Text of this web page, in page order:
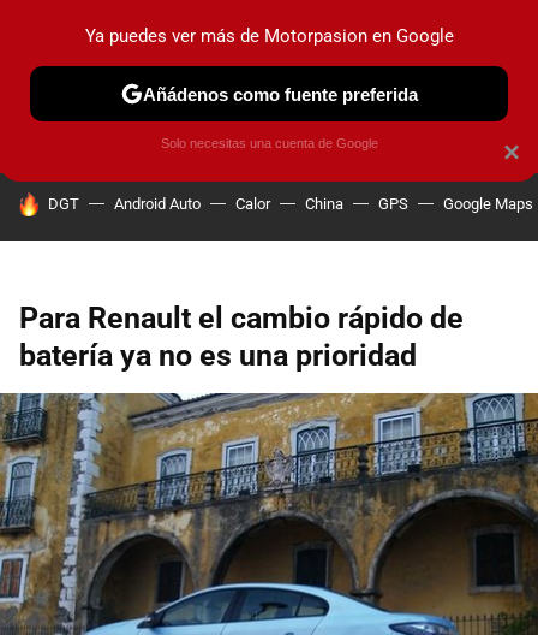
PRUEBAS COCHES ELÉCTRICOS OBSERVATORIO
HOY SE HABLA DE
DGT Android Auto Calor China GPS Google Maps
Para Renault el cambio rápido de
batería ya no es una prioridad
×
Ya puedes ver más de Motorpasion en Google
Añádenos como fuente preferida
Solo necesitas una cuenta de Google